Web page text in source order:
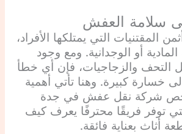
المقتنيات التي يمتلكها الأفراد،
أو الوجدانية. ومع وجود
والزجاجيات، فإن أي خطأ
خسارة كبيرة. وهنا تأتي أهمية
شركة نقل عفش في جدة
توفر فريقًا محترفًا يعرف كيف
أثاث بعناية فائقة.